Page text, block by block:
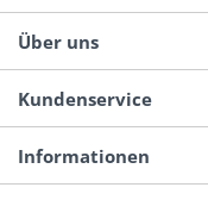
Über uns
Kundenservice
Informationen